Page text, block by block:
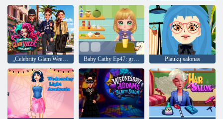
Baby Cathy Ep47: gražūs gėrimai Plaukų salonas